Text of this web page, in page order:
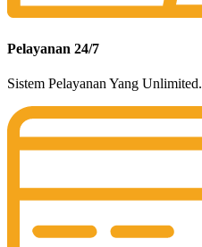
Pelayanan 24/7
Sistem Pelayanan Yang Unlimited.